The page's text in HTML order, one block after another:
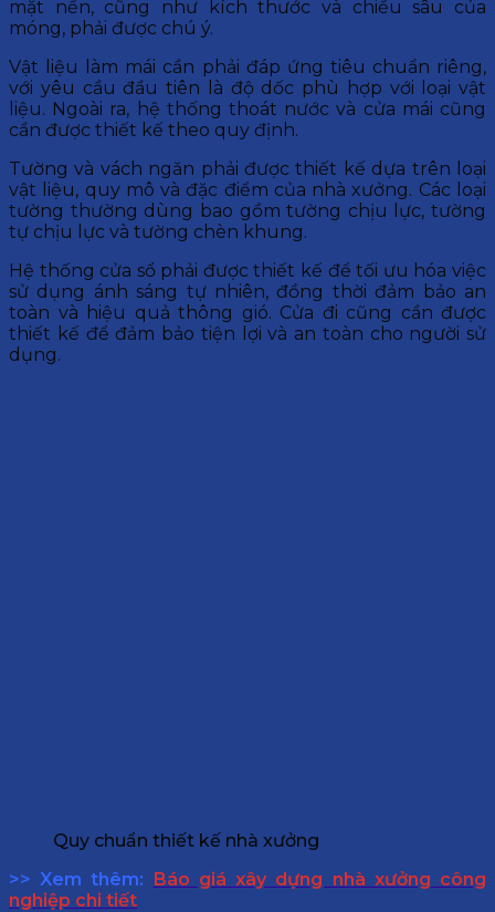
mặt nền, cũng như kích thước và chiều sâu của
móng, phải được chú ý.
Vật liệu làm mái cần phải đáp ứng tiêu chuẩn riêng,
với yêu cầu đầu tiên là độ dốc phù hợp với loại vật
liệu. Ngoài ra, hệ thống thoát nước và cửa mái cũng
cần được thiết kế theo quy định.
Tường và vách ngăn phải được thiết kế dựa trên loại
vật liệu, quy mô và đặc điểm của nhà xưởng. Các loại
tường thường dùng bao gồm tường chịu lực, tường
tự chịu lực và tường chèn khung.
Hệ thống cửa sổ phải được thiết kế để tối ưu hóa việc
sử dụng ánh sáng tự nhiên, đồng thời đảm bảo an
toàn và hiệu quả thông gió. Cửa đi cũng cần được
thiết kế để đảm bảo tiện lợi và an toàn cho người sử
dụng.
Quy chuẩn thiết kế nhà xưởng
>> Xem thêm: Báo giá xây dựng nhà xưởng công
nghiệp chi tiết